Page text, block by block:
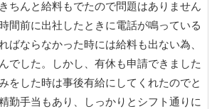
ちんと給料もでたので問題はありません
間前に出社したときに電話が鳴っている
ばならなかった時には給料も出ない為、
でした。しかし、有休も申請できました
をした時は事後有給にしてくれたのでと
勤手当もあり、しっかりとシフト通りに